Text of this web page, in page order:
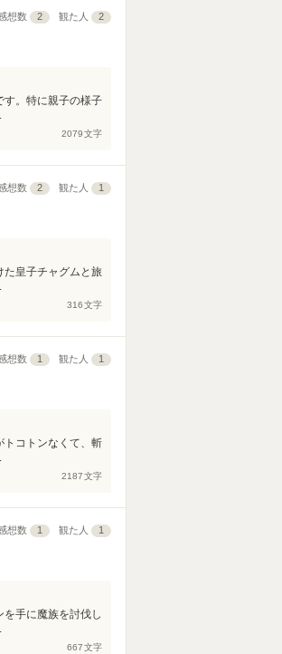
想数 2 観た人 2
す。特に親子の様子
2079文字
想数 2 観た人 1
皇子チャグムと旅
316文字
想数 1 観た人 1
トコトンなくて、斬
2187文字
想数 1 観た人 1
手に魔族を討伐し
667文字